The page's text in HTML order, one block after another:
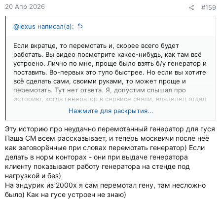
20 Апр 2026 #159
@lexus написал(а):
Если вкратце, то перемотать и, скорее всего будет
работать. Вы видео посмотрите какое-нибудь, как там всё
устроено. Лично по мне, проще было взять б/у генератор и
поставить. Во-первых это тупо быстрее. Но если вы хотите
всё сделать сами, своими руками, то может проще и
перемотать. Тут нет ответа. Я, допустим слышал про
историю, когда генератор в сервисе сняли, владелец отдал
на перемотку. Там перемотали, поставили, а он не алё))
Пришлось опять в сервисе оплачивать демонтаж/монтаж.
Понятно, что можно потом эти бабки повесить на тех, кто
неудачно перемотал, но оно вот мне, допустим, надо??
Нет, не надо. А так каждый сам решает.
Нажмите для раскрытия...
Эту историю про неудачно перемотанный генератор для гуся
Паша СМ всем рассказывает, и теперь москвичи после неё
как заговорённые при словах перемотать генератор) Если
делать в норм конторах - они при выдаче генератора
клиенту показывают работу генератора на стенде под
нагрузкой и без)
На эндурик из 2000х я сам перемотал гену, там несложно
было) Как на гусе устроен не знаю)